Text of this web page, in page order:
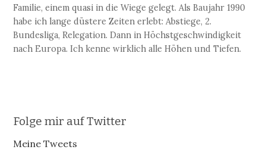
Familie, einem quasi in die Wiege gelegt. Als Baujahr 1990
habe ich lange düstere Zeiten erlebt: Abstiege, 2.
Bundesliga, Relegation. Dann in Höchstgeschwindigkeit
nach Europa. Ich kenne wirklich alle Höhen und Tiefen.
Folge mir auf Twitter
Meine Tweets